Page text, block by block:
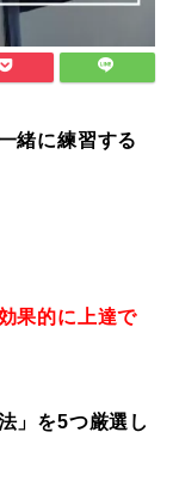
緒に練習する
果的に上達で
」を5つ厳選し